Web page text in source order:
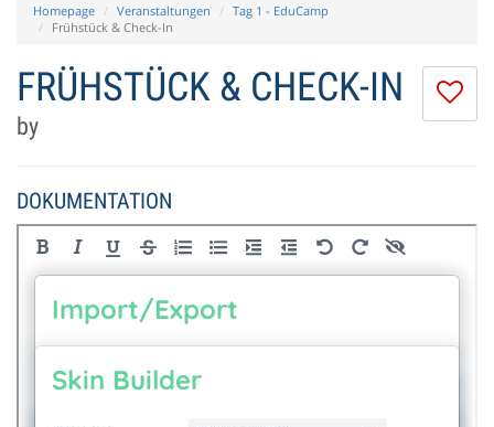
Homepage Veranstaltungen
Tag 1 - EduCamp
Frühstück & Check-In
FRÜHSTÜCK & CHECK-IN
by
DOKUMENTATION